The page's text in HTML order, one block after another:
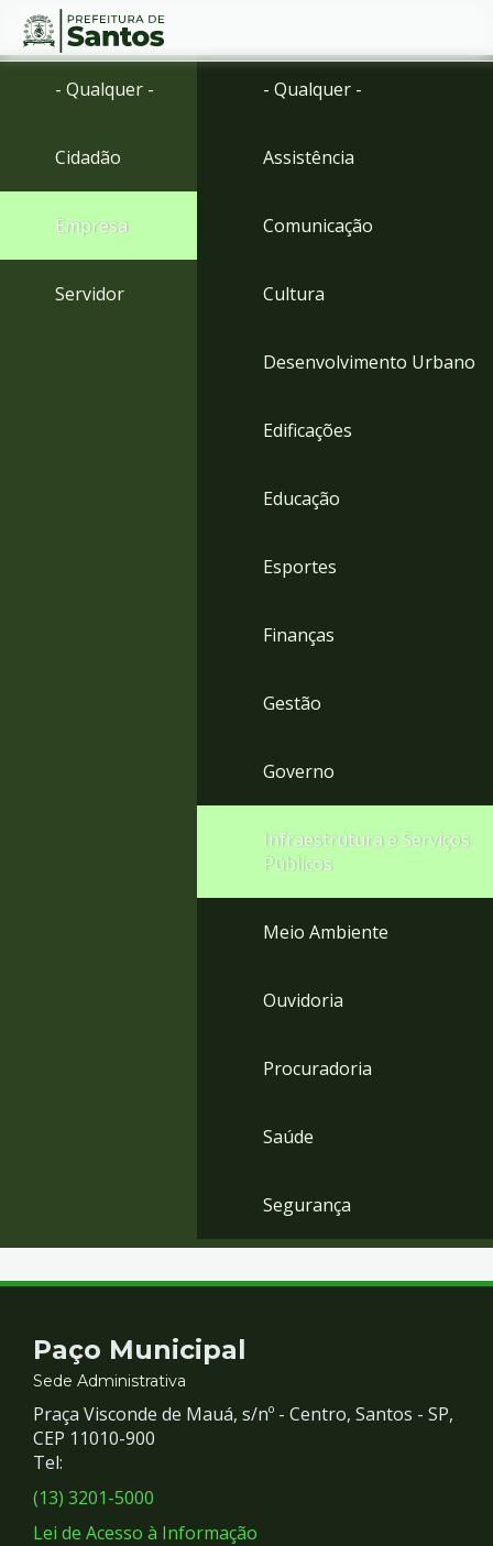
Ir
Ir
menu
Conteúdo
- Qualquer -
Cidadão
Empresa
Servidor
- Qualquer -
Assistência
Comunicação
Cultura
Desenvolvimento Urbano
Edificações
Educação
Esportes
Finanças
Gestão
Governo
Infraestrutura e Serviços
Públicos
Meio Ambiente
Ouvidoria
Procuradoria
Saúde
Segurança
Contato
e
Redes
Sociais
Paço Municipal
Sede Administrativa
Praça Visconde de Mauá, s/nº - Centro, Santos - SP,
CEP 11010-900
Tel:
(13) 3201-5000
Lei de Acesso à Informação